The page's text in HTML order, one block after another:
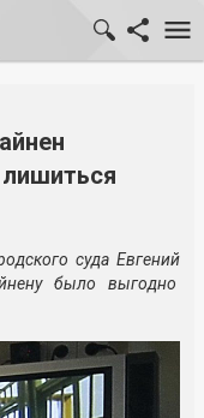
суда Евгений
было выгодно